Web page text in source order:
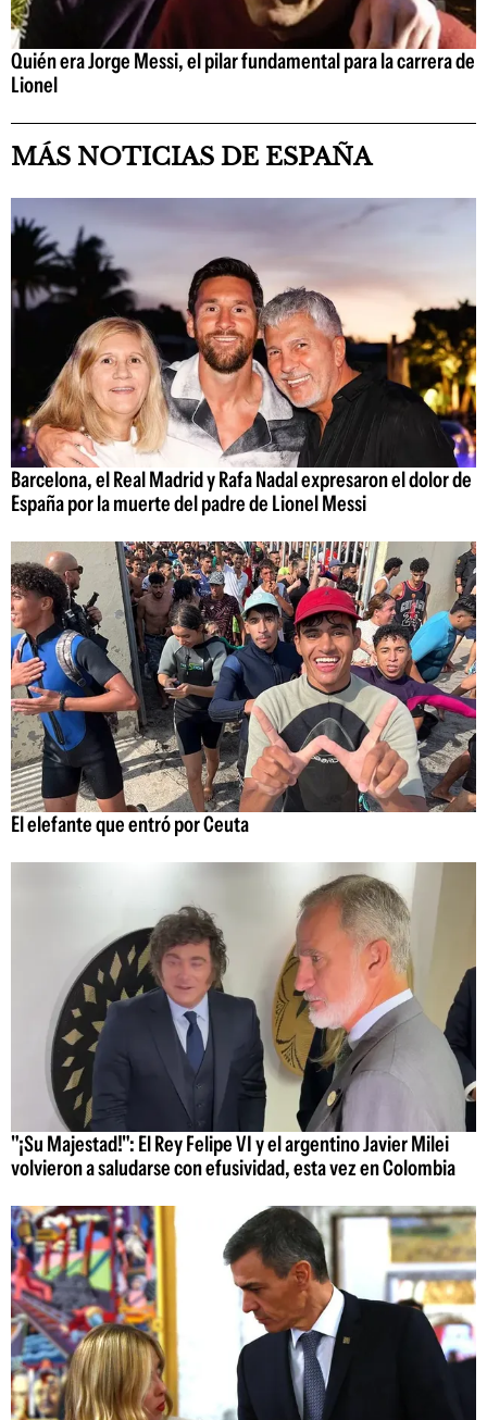
Quién era Jorge Messi, el pilar fundamental para la carrera de
Lionel
MÁS NOTICIAS DE ESPAÑA
Barcelona, el Real Madrid y Rafa Nadal expresaron el dolor de
España por la muerte del padre de Lionel Messi
El elefante que entró por Ceuta
"¡Su Majestad!": El Rey Felipe VI y el argentino Javier Milei
volvieron a saludarse con efusividad, esta vez en Colombia